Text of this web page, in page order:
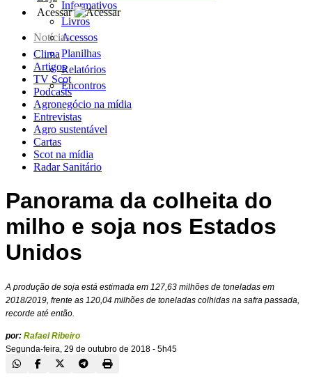
Informativos
Livros
Acessos
Planilhas
Relatórios
Encontros
Acessar
Notícias
Clima
Artigos
TV Scot
Podcasts
Agronegócio na mídia
Entrevistas
Agro sustentável
Cartas
Scot na mídia
Radar Sanitário
Panorama da colheita do
milho e soja nos Estados
Unidos
A produção de soja está estimada em 127,63 milhões de toneladas em
2018/2019, frente as 120,04 milhões de toneladas colhidas na safra passada,
recorde até então.
por: Rafael Ribeiro
Segunda-feira, 29 de outubro de 2018 - 5h45